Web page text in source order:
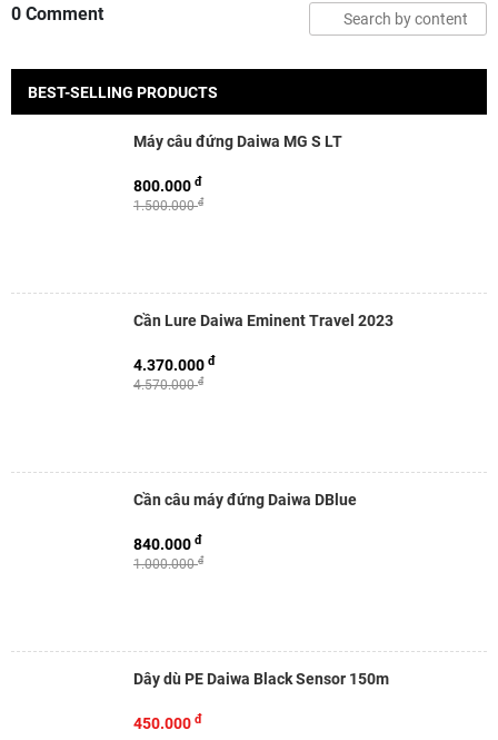
0 Comment
BEST-SELLING PRODUCTS
Máy câu đứng Daiwa MG S LT
1.500.000đ
800.000 đ
Cần Lure Daiwa Eminent Travel 2023
4.570.000đ
4.370.000 đ
Cần câu máy đứng Daiwa DBlue
1.000.000đ
840.000 đ
Dây dù PE Daiwa Black Sensor 150m
450.000 đ